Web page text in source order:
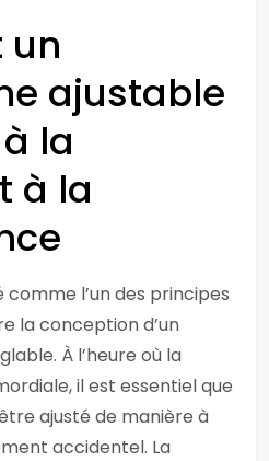
un
ajustable
la
à la
l’un des principes
la conception d’un
À l’heure où la
il est essentiel que
ajusté de manière à
accidentel. La